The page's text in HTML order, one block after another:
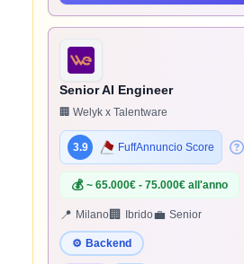
Senior AI Engineer
🏢 Welyk x Talentware
3.9 FuffAnnuncio Score
💰 ~ 65.000€ - 75.000€ all'anno
📍 Milano🏢 Ibrido💼 Senior
⚙️ Backend